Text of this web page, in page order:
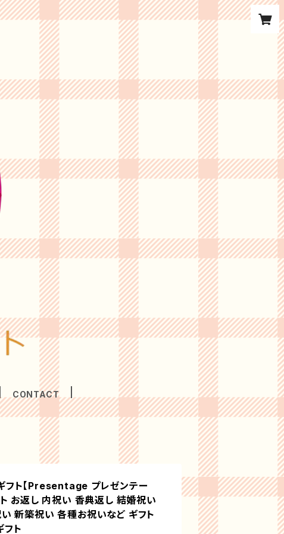
CONTACT
フト【Presentage プレゼンテー
ト お返し 内祝い 香典返し 結婚祝い
新築祝い 各種お祝いなど ギフト
フト